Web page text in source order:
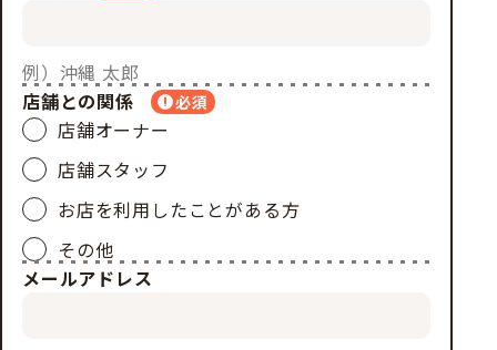
例）沖縄 太郎
店舗との関係
必須
店舗オーナー
店舗スタッフ
お店を利用したことがある方
その他
メールアドレス